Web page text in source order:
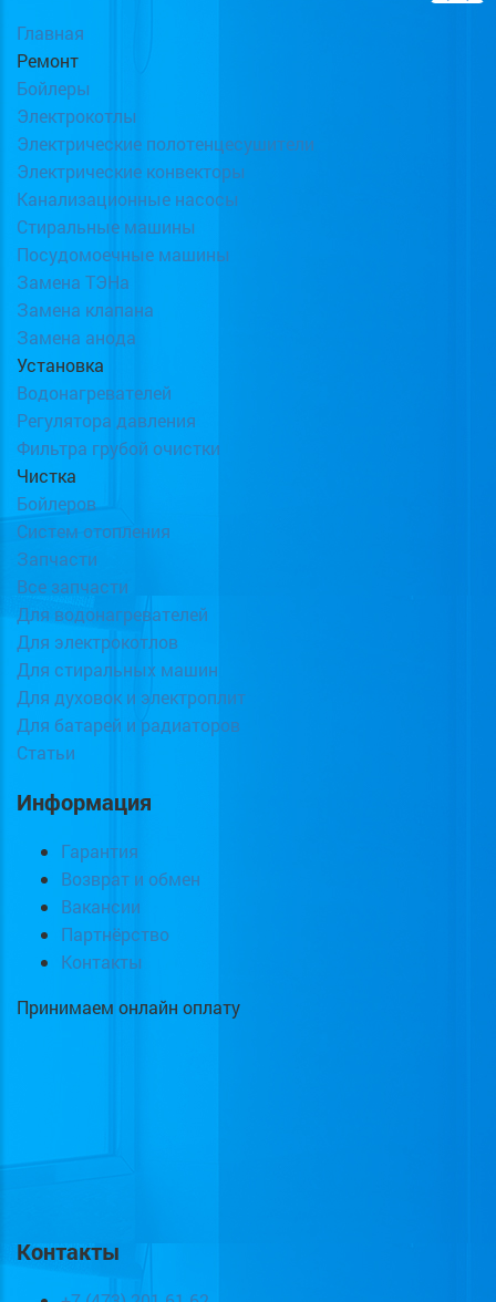
Главная
Ремонт
Бойлеры
Электрокотлы
Электрические полотенцесушители
Электрические конвекторы
Канализационные насосы
Стиральные машины
Посудомоечные машины
Замена ТЭНа
Замена клапана
Замена анода
Установка
Водонагревателей
Регулятора давления
Фильтра грубой очистки
Чистка
Бойлеров
Систем отопления
Запчасти
Все запчасти
Для водонагревателей
Для электрокотлов
Для стиральных машин
Для духовок и электроплит
Для батарей и радиаторов
Статьи
Информация
Гарантия
Возврат и обмен
Вакансии
Партнёрство
Контакты
Принимаем онлайн оплату
Контакты